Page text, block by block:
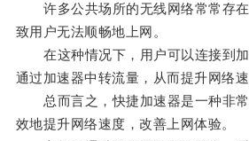
许多公共场所的无线网络常常存在
致用户无法顺畅地上网。
在这种情况下，用户可以连接到加
通过加速器中转流量，从而提升网络速
总而言之，快捷加速器是一种非常
效地提升网络速度，改善上网体验。